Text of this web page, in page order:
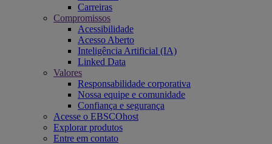
Carreiras
Compromissos
Acessibilidade
Acesso Aberto
Inteligência Artificial (IA)
Linked Data
Valores
Responsabilidade corporativa
Nossa equipe e comunidade
Confiança e segurança
Acesse o EBSCOhost
Explorar produtos
Entre em contato